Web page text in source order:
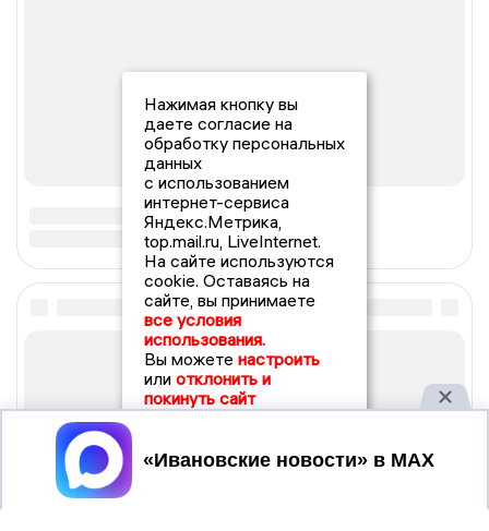
Нажимая кнопку вы
даете согласие на
обработку персональных
данных
с использованием
интернет-сервиса
Яндекс.Метрика,
top.mail.ru, LiveInternet.
На сайте используются
cookie. Оставаясь на
сайте, вы принимаете
все условия
использования.
Вы можете настроить
или отклонить и
покинуть сайт
Принять